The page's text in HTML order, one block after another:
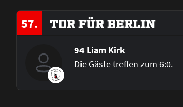
57. TOR FÜR BERLIN
94 Liam Kirk
Die Gäste treffen zum 6:0.